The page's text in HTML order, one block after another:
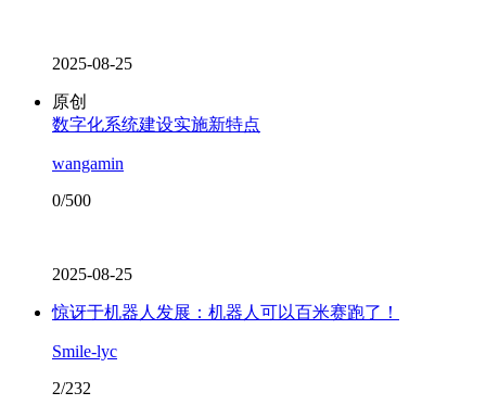
2025-08-25
原创
数字化系统建设实施新特点
wangamin
0/500
2025-08-25
惊讶于机器人发展：机器人可以百米赛跑了！
Smile-lyc
2/232